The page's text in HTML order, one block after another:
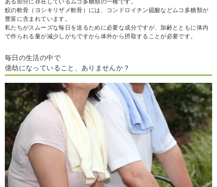
鮫の軟骨（ヨシキリザメ軟骨）には、コンドロイチン硫酸などムコ多糖類が
豊富に含まれています。
私たちがスムーズな毎日を送るために必要な成分ですが、加齢とともに体内
で作られる量が減少しがちですから体外から摂取することが必要です。
毎日の生活の中で
億劫になっていること、ありませんか？